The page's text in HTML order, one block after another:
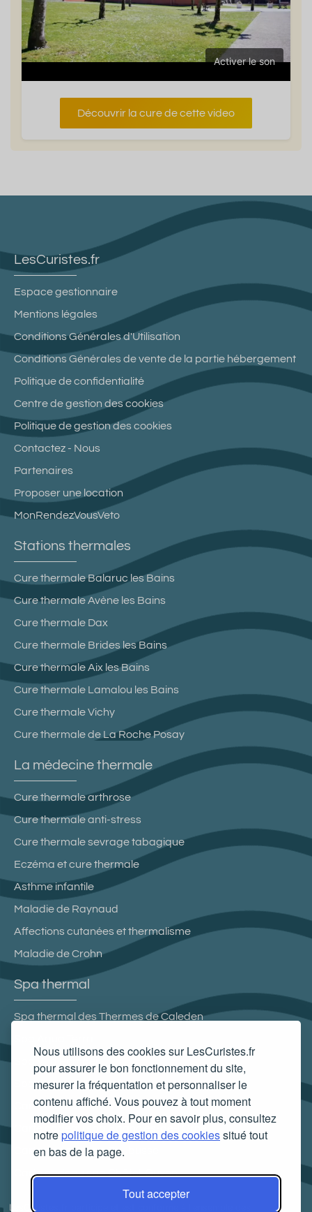
Nous utilisons des cookies sur LesCuristes.fr
pour assurer le bon fonctionnement du site,
mesurer la fréquentation et personnaliser le
contenu affiché. Vous pouvez à tout moment
modifier vos choix. Pour en savoir plus, consultez
notrepolitique de gestion des cookiessitué tout
en bas de la page.
Tout accepter
Activer le son
Découvrir la cure de cette video
LesCuristes.fr
Espace gestionnaire
Mentions légales
Conditions Générales d'Utilisation
Conditions Générales de vente de la partie hébergement
Politique de confidentialité
Centre de gestion des cookies
Politique de gestion des cookies
Contactez - Nous
Partenaires
Proposer une location
MonRendezVousVeto
Stations thermales
Cure thermale Balaruc les Bains
Cure thermale Avène les Bains
Cure thermale Dax
Cure thermale Brides les Bains
Cure thermale Aix les Bains
Cure thermale Lamalou les Bains
Cure thermale Vichy
Cure thermale de La Roche Posay
La médecine thermale
Cure thermale arthrose
Cure thermale anti-stress
Cure thermale sevrage tabagique
Eczéma et cure thermale
Asthme infantile
Maladie de Raynaud
Affections cutanées et thermalisme
Maladie de Crohn
Spa thermal
Spa thermal des Thermes de Caleden
Spa thermal L'Edenvik
Carte cadeau spa Vichy
Carte cadeau spa Bagnoles-de-l'Orne
Carte cadeau spa Saubusse
Carte cadeau spa Châtel-Guyon
LesCuristes.fr participe et est conforme à l'ensemble des